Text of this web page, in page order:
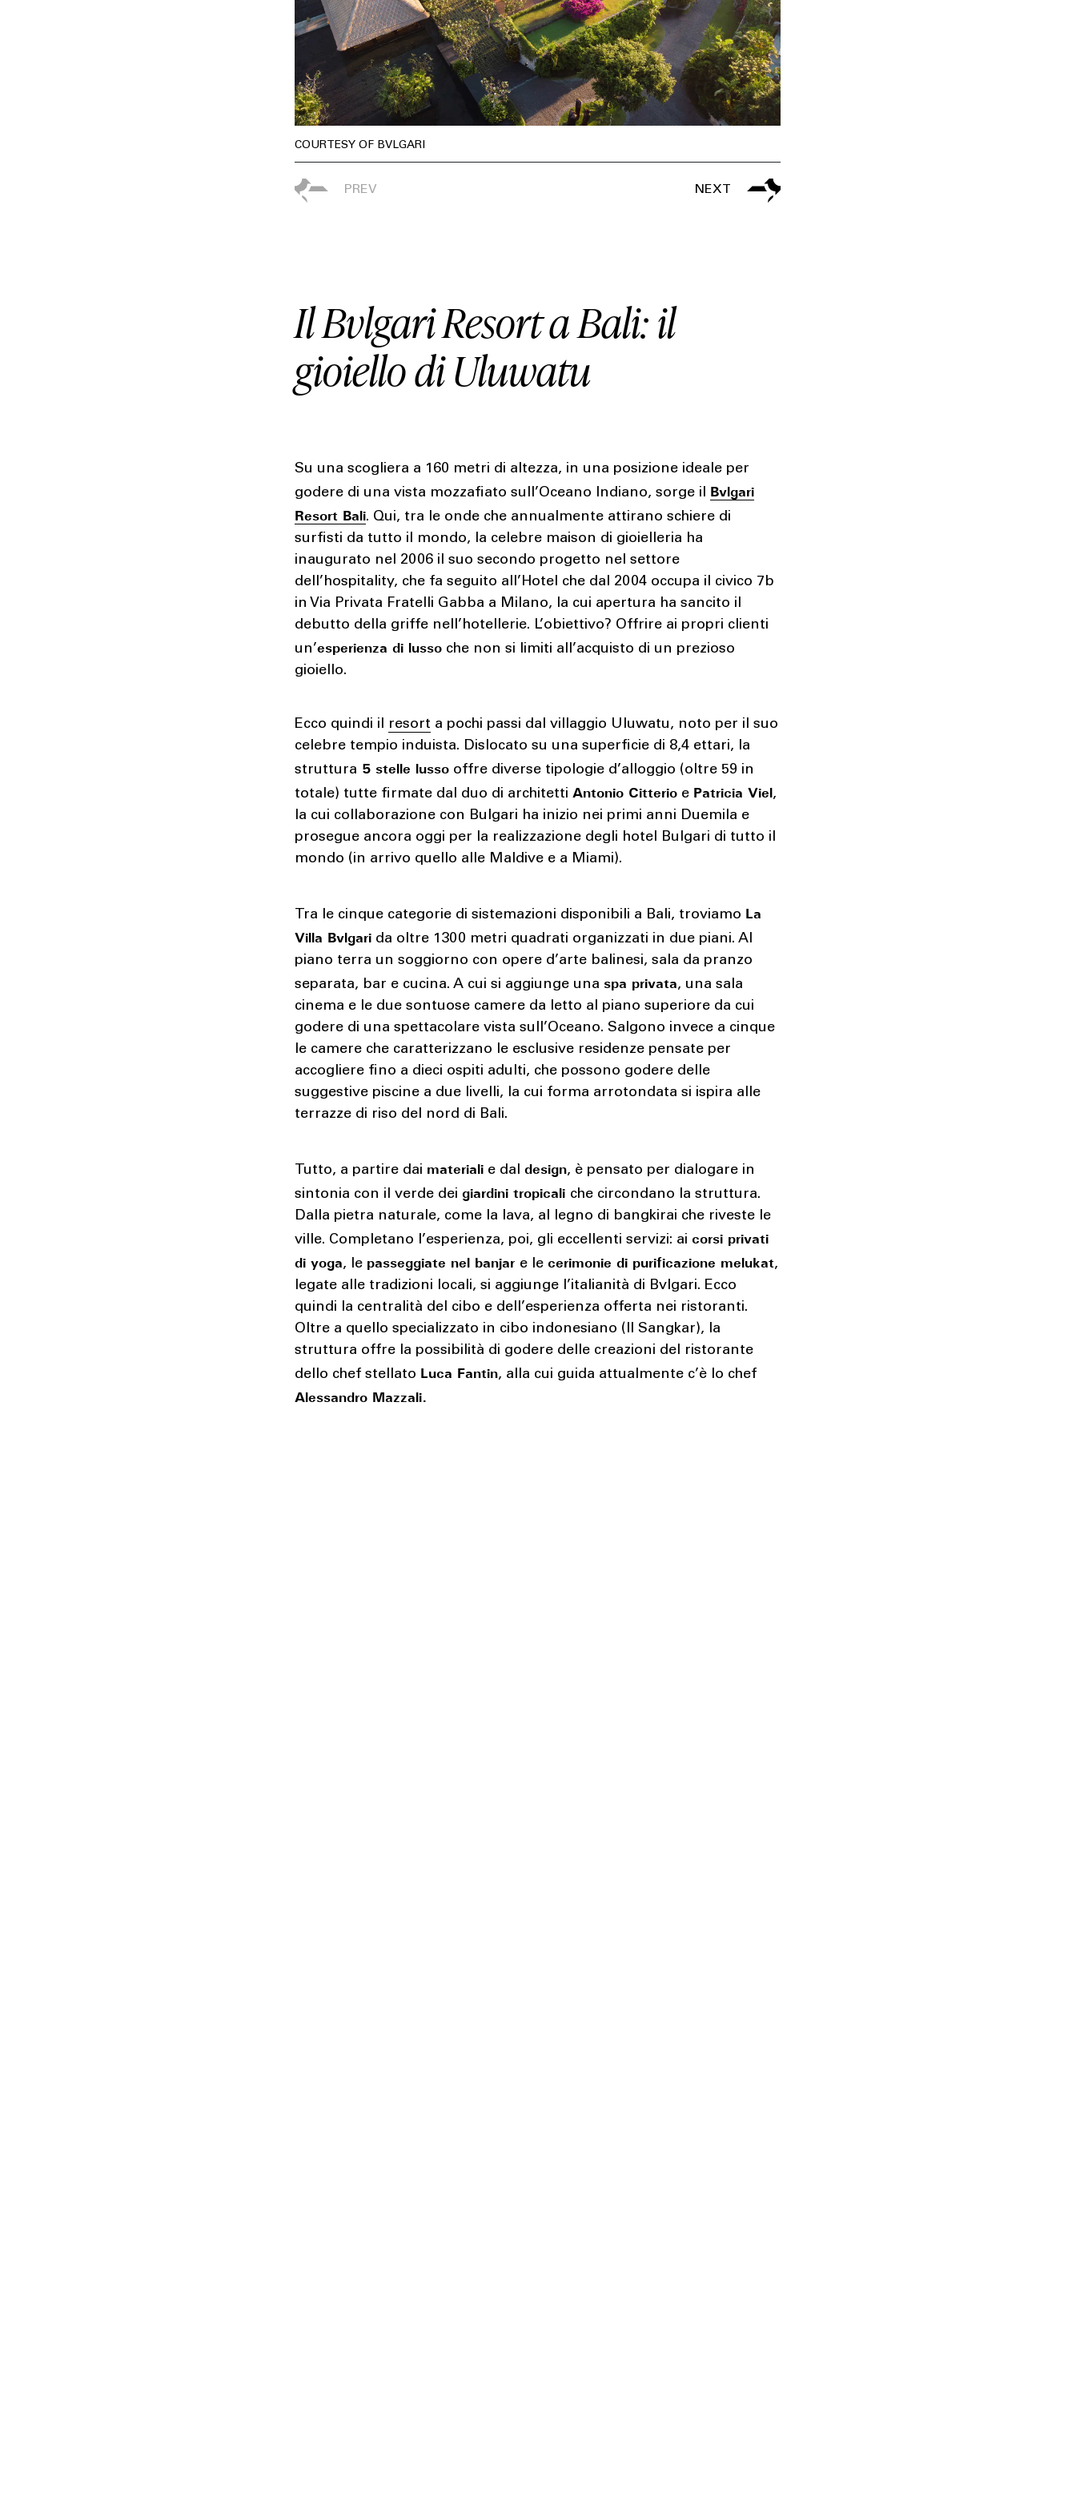
HOUSE
LIFESTYLE
TRAVEL
COURTESY OF BVLGARI
Il Bvlgari Resort a Bali: il
gioiello di Uluwatu
Su una scogliera a 160 metri di altezza, in una posizione ideale per
godere di una vista mozzafiato sull’Oceano Indiano, sorge il Bvlgari
Resort Bali. Qui, tra le onde che annualmente attirano schiere di
surfisti da tutto il mondo, la celebre maison di gioielleria ha
inaugurato nel 2006 il suo secondo progetto nel settore
dell’hospitality, che fa seguito all’Hotel che dal 2004 occupa il civico 7b
in Via Privata Fratelli Gabba a Milano, la cui apertura ha sancito il
debutto della griffe nell’hotellerie. L’obiettivo? Offrire ai propri clienti
un’esperienza di lusso che non si limiti all’acquisto di un prezioso
gioiello.
Ecco quindi il resort a pochi passi dal villaggio Uluwatu, noto per il suo
celebre tempio induista. Dislocato su una superficie di 8,4 ettari, la
struttura 5 stelle lusso offre diverse tipologie d’alloggio (oltre 59 in
totale) tutte firmate dal duo di architettiAntonio Citterio e Patricia Viel,
la cui collaborazione con Bulgari ha inizio nei primi anni Duemila e
prosegue ancora oggi per la realizzazione degli hotel Bulgari di tutto il
mondo (in arrivo quello alle Maldive e a Miami).
Tra le cinque categorie di sistemazioni disponibili a Bali, troviamo La
Villa Bvlgari da oltre 1300 metri quadrati organizzati in due piani. Al
piano terra un soggiorno con opere d’arte balinesi, sala da pranzo
separata, bar e cucina. A cui si aggiunge unaspa privata, una sala
cinema e le due sontuose camere da letto al piano superiore da cui
godere di una spettacolare vista sull’Oceano. Salgono invece a cinque
le camere che caratterizzano le esclusive residenze pensate per
accogliere fino a dieci ospiti adulti, che possono godere delle
suggestive piscine a due livelli, la cui forma arrotondata si ispira alle
terrazze di riso del nord di Bali.
Tutto, a partire dai materiali e daldesign, è pensato per dialogare in
sintonia con il verde deigiardini tropicali che circondano la struttura.
Dalla pietra naturale, come la lava, al legno di bangkirai che riveste le
ville. Completano l’esperienza, poi, gli eccellenti servizi: ai corsi privati
di yoga, le passeggiate nel banjar e le cerimonie di purificazione melukat,
legate alle tradizioni locali, si aggiunge l’italianità di Bvlgari. Ecco
quindi la centralità del cibo e dell’esperienza offerta nei ristoranti.
Oltre a quello specializzato in cibo indonesiano (Il Sangkar), la
struttura offre la possibilità di godere delle creazioni del ristorante
dello chef stellato Luca Fantin, alla cui guida attualmente c’è lo chef
Alessandro Mazzali.